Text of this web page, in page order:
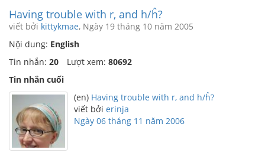
Having trouble with r, and h/ĥ?
viết bởi kittykmae, Ngày 19 tháng 10 năm 2005
Nội dung: English
Tin nhắn: 20 Lượt xem: 80692
Tin nhắn cuối
(en) Having trouble with r, and h/ĥ?
viết bởi erinja
Ngày 06 tháng 11 năm 2006